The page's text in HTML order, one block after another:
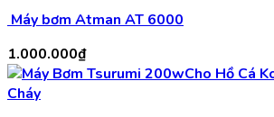
Máy bơm Atman AT 6000
1.000.000₫